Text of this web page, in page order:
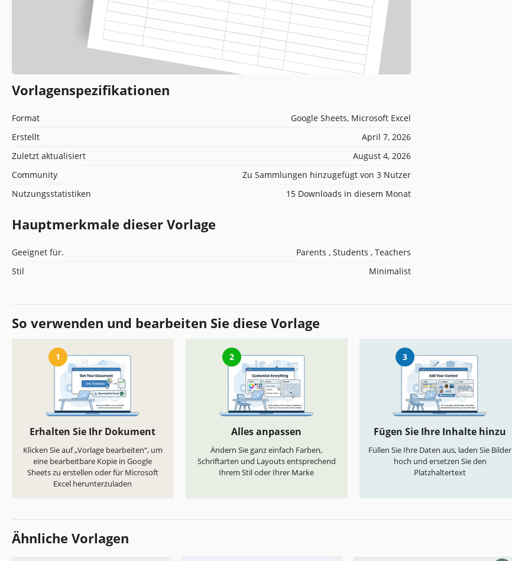
Vorlagenspezifikationen
Format
Google Sheets, Microsoft Excel
Erstellt
April 7, 2026
Zuletzt aktualisiert
August 4, 2026
Community
Zu Sammlungen hinzugefügt von 3 Nutzer
Nutzungsstatistiken
15 Downloads in diesem Monat
Hauptmerkmale dieser Vorlage
Geeignet für.
Parents , Students , Teachers
Stil
Minimalist
So verwenden und bearbeiten Sie diese Vorlage
1
Erhalten Sie Ihr Dokument
Klicken Sie auf „Vorlage bearbeiten“, um
eine bearbeitbare Kopie in Google
Sheets zu erstellen oder für Microsoft
Excel herunterzuladen
2
Alles anpassen
Ändern Sie ganz einfach Farben,
Schriftarten und Layouts entsprechend
Ihrem Stil oder Ihrer Marke
3
Fügen Sie Ihre Inhalte hinzu
Füllen Sie Ihre Daten aus, laden Sie Bilder
hoch und ersetzen Sie den
Platzhaltertext
Ähnliche Vorlagen